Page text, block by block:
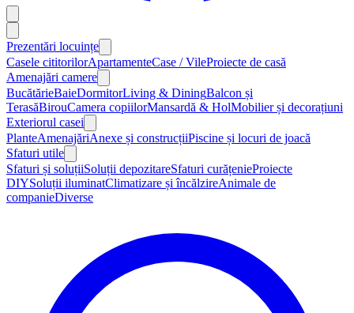
Prezentări locuințe
Casele cititorilorApartamenteCase / VileProiecte de casă
Amenajări camere
BucătărieBaieDormitorLiving & DiningBalcon și
TerasăBirouCamera copiilorMansardă & HolMobilier și decorațiuni
Exteriorul casei
PlanteAmenajăriAnexe și construcțiiPiscine și locuri de joacă
Sfaturi utile
Sfaturi și soluțiiSoluții depozitareSfaturi curățenieProiecte
DIYSoluții iluminatClimatizare și încălzireAnimale de
companieDiverse